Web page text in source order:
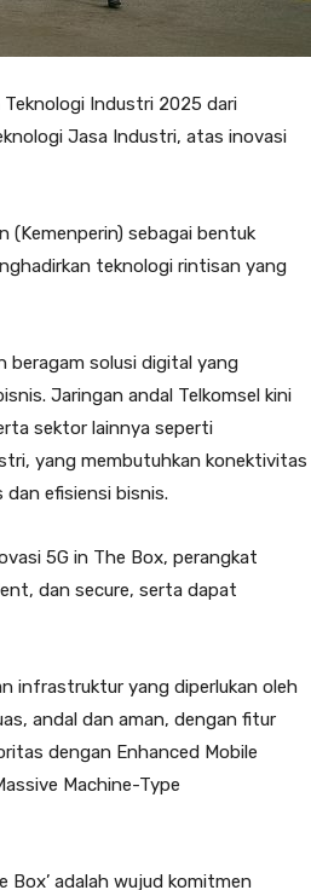
Industri 2025 dari
Jasa Industri, atas inovasi
(Kemenperin) sebagai bentuk
teknologi rintisan yang
beragam solusi digital yang
Jaringan andal Telkomsel kini
sektor lainnya seperti
yang membutuhkan konektivitas
efisiensi bisnis.
5G in The Box, perangkat
dan secure, serta dapat
infrastruktur yang diperlukan oleh
andal dan aman, dengan fitur
dengan Enhanced Mobile
Machine-Type
Box’ adalah wujud komitmen